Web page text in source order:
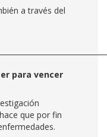
a través del
para vencer
que por fin